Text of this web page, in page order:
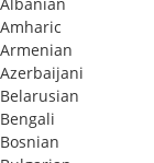
Amharic
Armenian
Azerbaijani
Belarusian
Bengali
Bosnian